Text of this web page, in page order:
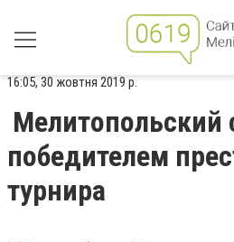
16:05, 30 жовтня 2019 р.
Мелитопольский
победителем
турнира